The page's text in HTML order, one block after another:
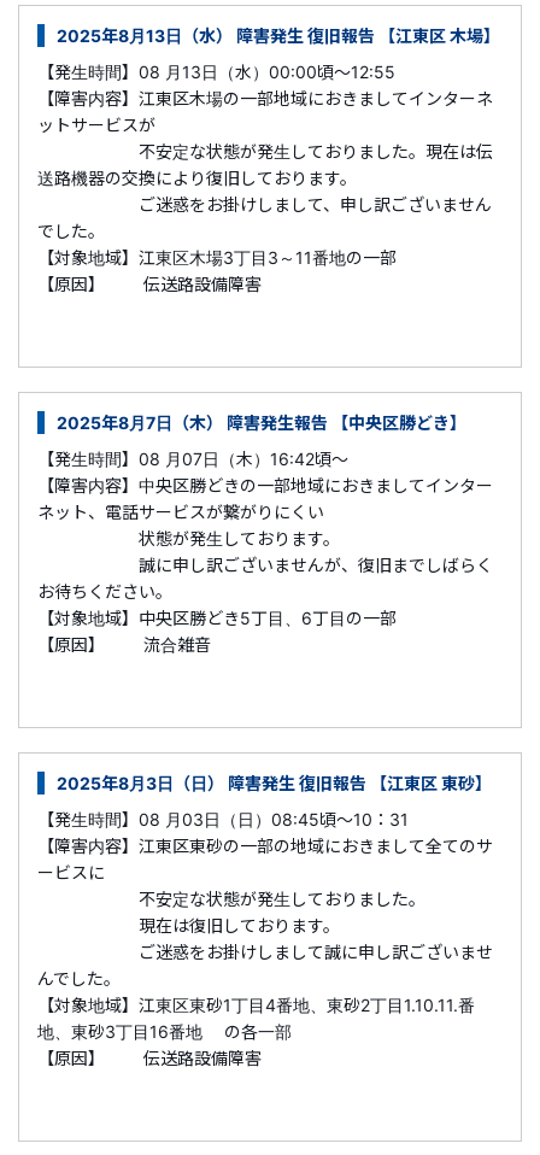
2025年8月13日（水） 障害発生 復旧報告 【江東区 木場】
【発生時間】08 月13日（水）00:00頃～12:55
【障害内容】江東区木場の一部地域におきましてインターネ
ットサービスが
不安定な状態が発生しておりました。現在は伝
送路機器の交換により復旧しております。
ご迷惑をお掛けしまして、申し訳ございません
でした。
【対象地域】江東区木場3丁目3～11番地の一部
【原因】 伝送路設備障害
2025年8月7日（木） 障害発生報告 【中央区勝どき】
【発生時間】08 月07日（木）16:42頃～
【障害内容】中央区勝どきの一部地域におきましてインター
ネット、電話サービスが繋がりにくい
状態が発生しております。
誠に申し訳ございませんが、復旧までしばらく
お待ちください。
【対象地域】中央区勝どき5丁目、6丁目の一部
【原因】 流合雑音
2025年8月3日（日） 障害発生 復旧報告 【江東区 東砂】
【発生時間】08 月03日（日）08:45頃～10：31
【障害内容】江東区東砂の一部の地域におきまして全てのサ
ービスに
不安定な状態が発生しておりました。
現在は復旧しております。
ご迷惑をお掛けしまして誠に申し訳ございませ
んでした。
【対象地域】江東区東砂1丁目4番地、東砂2丁目1.10.11.番
地、東砂3丁目16番地 の各一部
【原因】 伝送路設備障害